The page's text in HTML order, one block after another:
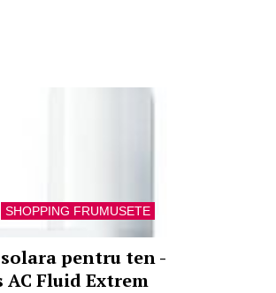
SHOPPING FRUMUSETE
pentru ten -
Fluid Extrem